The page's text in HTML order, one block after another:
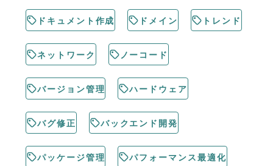
ドキュメント作成 ドメイン トレンド
ネットワーク ノーコード
バージョン管理 ハードウェア
バグ修正 バックエンド開発
パッケージ管理 パフォーマンス最適化